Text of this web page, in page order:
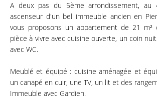
A deux pas du 5ème arrondissement, au
ascenseur d'un bel immeuble ancien en
vous proposons un appartement de 21 m²
pièce à vivre avec cuisine ouverte, un coin
avec WC.
Meublé et équipé : cuisine aménagée et
un canapé en cuir, une TV, un lit et des
Immeuble avec Gardien.